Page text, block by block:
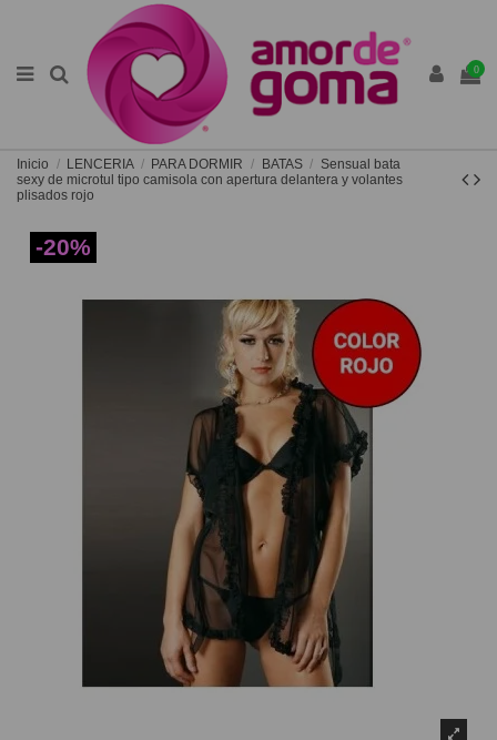
0
Inicio LENCERIA PARA DORMIR BATAS
Sensual bata
sexy de microtul tipo camisola con apertura delantera y volantes
plisados rojo
-20%